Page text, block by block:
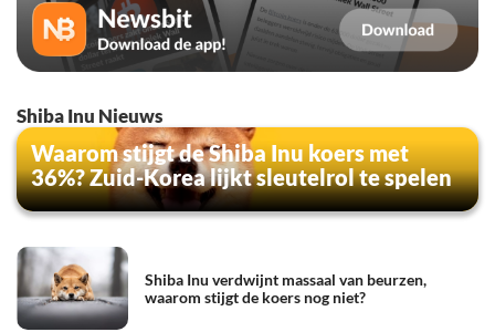
Shiba Inu Nieuws
Waarom stijgt de Shiba Inu koers met
36%? Zuid-Korea lijkt sleutelrol te spelen
Shiba Inu verdwijnt massaal van beurzen,
waarom stijgt de koers nog niet?